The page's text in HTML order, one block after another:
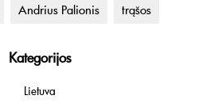
Andrius Palionis trąšos
Kategorijos
Lietuva